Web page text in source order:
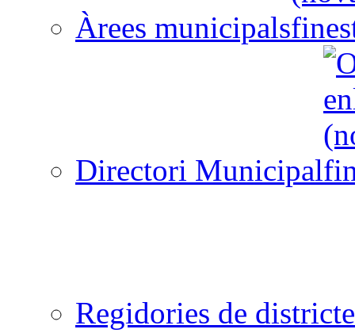
Àrees municipals
Directori Municipal
Regidories de districte